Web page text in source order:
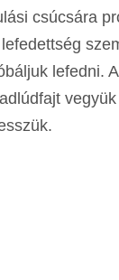
csúcsára
lefedni.